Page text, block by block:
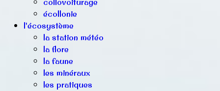
collovoiturage
écollonie
l'écosystème
la station météo
la flore
la faune
les minéraux
les pratiques